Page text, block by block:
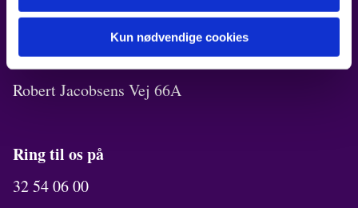
Kun nødvendige cookies
Robert Jacobsens Vej 70A
Menighedslokaler
Robert Jacobsens Vej 66A
Ring til os på
32 54 06 00